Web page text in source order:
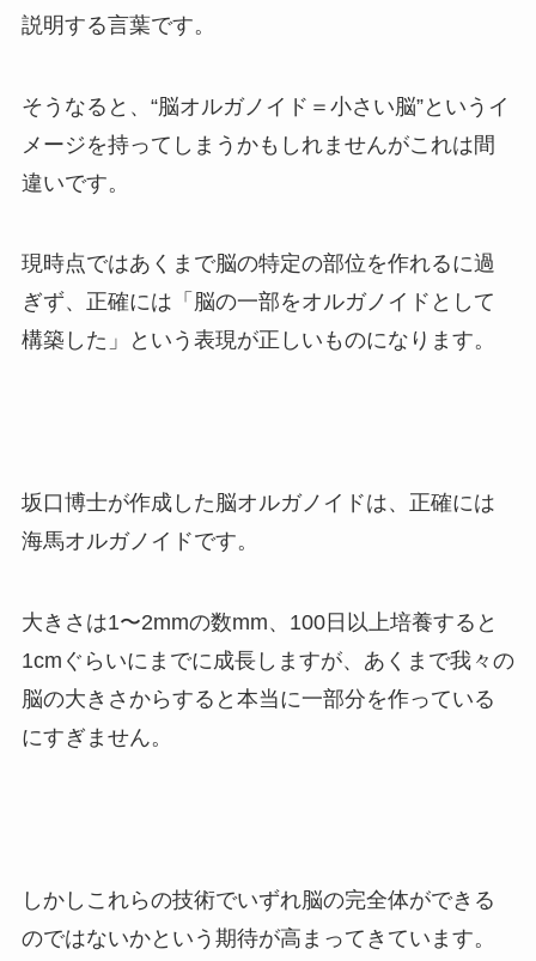
説明する言葉です。
そうなると、“脳オルガノイド＝小さい脳”というイ
メージを持ってしまうかもしれませんがこれは間
違いです。
現時点ではあくまで脳の特定の部位を作れるに過
ぎず、正確には「脳の一部をオルガノイドとして
構築した」という表現が正しいものになります。
坂口博士が作成した脳オルガノイドは、正確には
海馬オルガノイドです。
大きさは1〜2mmの数mm、100日以上培養すると
1cmぐらいにまでに成長しますが、あくまで我々の
脳の大きさからすると本当に一部分を作っている
にすぎません。
しかしこれらの技術でいずれ脳の完全体ができる
のではないかという期待が高まってきています。